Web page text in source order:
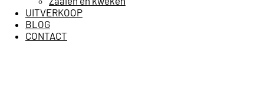
UITVERKOOP
BLOG
CONTACT